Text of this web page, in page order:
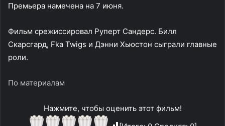
Премьера намечена на 7 июня.
Фильм срежиссировал Руперт Сандерс. Билл
Скарсгард, Fka Twigs и Дэнни Хьюстон сыграли главные
роли.
По материалам
Нажмите, чтобы оценить этот фильм!